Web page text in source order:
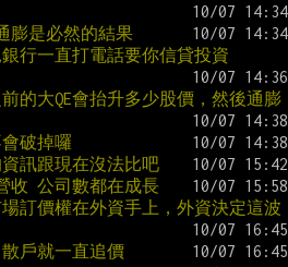
膨是必然的結果
行一直打電話要你信貸投資
的大QE會抬升多少股價，然後通膨
破掉囉
訊跟現在沒法比吧
收 公司數都在成長
訂價權在外資手上，外資決定這波
戶就一直追價